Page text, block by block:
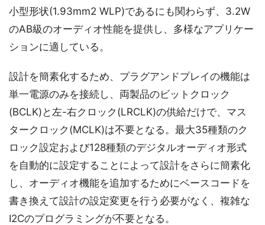
小型形状(1.93mm2 WLP)であるにも関わらず、3.2W
のAB級のオーディオ性能を提供し、多様なアプリケー
ションに適している。
設計を簡素化するため、プラグアンドプレイの機能は
単一電源のみを接続し、両製品のビットクロック
(BCLK)と左-右クロック(LRCLK)の供給だけで、マス
タークロック(MCLK)は不要となる。最大35種類のク
ロック設定および128種類のデジタルオーディオ形式
を自動的に設定することによって設計をさらに簡素化
し、オーディオ機能を追加するためにベースコードを
書き換えて設計の設定変更を行う必要がなく、複雑な
I2Cのプログラミングが不要となる。